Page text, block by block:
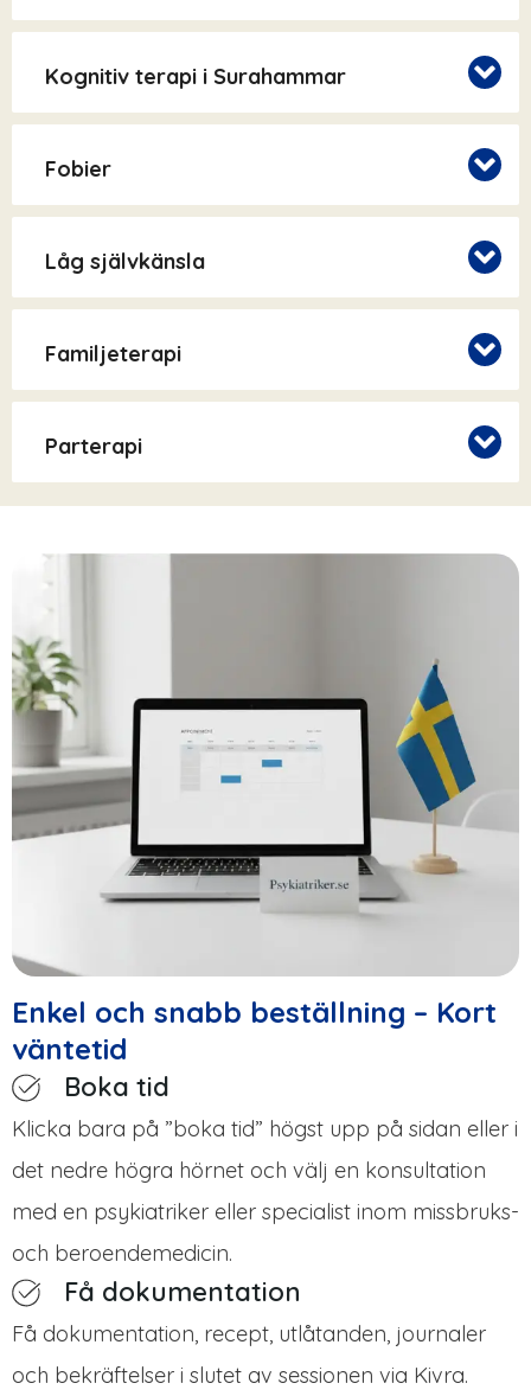
Kognitiv terapi i Surahammar
Fobier
Låg självkänsla
Familjeterapi
Parterapi
Enkel och snabb beställning – Kort
väntetid
Boka tid
Klicka bara på ”boka tid” högst upp på sidan eller i
det nedre högra hörnet och välj en konsultation
med en psykiatriker eller specialist inom missbruks-
och beroendemedicin.
Få dokumentation
Få dokumentation, recept, utlåtanden, journaler
och bekräftelser i slutet av sessionen via Kivra.